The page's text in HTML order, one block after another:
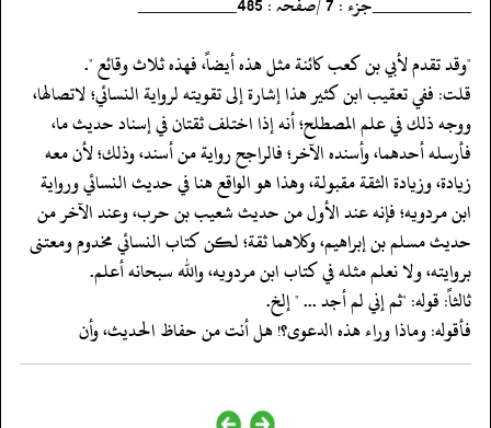
‏‏‏‏"وقد تقدم لأبي بن كعب كائنة مثل هذه أيضاً، فهذه ثلاث وقائع ".
‏‏‏‏قلت: ففي تعقيب ابن كثير هذا إشارة إلى تقويته لرواية النسائي؛ لاتصالها،
ووجه ذلك في علم المصطلح؛ أنه إذا اختلف ثقتان في إسناد حديث ما،
فأرسله أحدهما، وأسنده الآخر؛ فالراجح رواية من أسند، وذلك؛ لأن معه
زيادة، وزيادة الثقة مقبولة، وهذا هو الواقع هنا في حديث النسائي ورواية
ابن مردويه؛ فإنه عند الأول من حديث شعيب بن حرب، وعند الآخر من
حديث مسلم بن إبراهيم، وكلاهما ثقة؛ لكن كتاب النسائي مخدوم ومعتنى
بروايته، ولا نعلم مثله في كتاب ابن مردويه، والله سبحانه أعلم.
‏‏‏‏ثالثاً: قوله: "ثم إني لم أجد ... " إلخ.
‏‏‏‏فأقوله: وماذا وراء هذه الدعوى؟! هل أنت من حفاظ الحديث، وأن